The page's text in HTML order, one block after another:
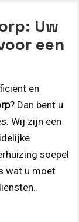
Uw
een
en
? Dan bent u
Wij zijn een
soepel
wat u moet